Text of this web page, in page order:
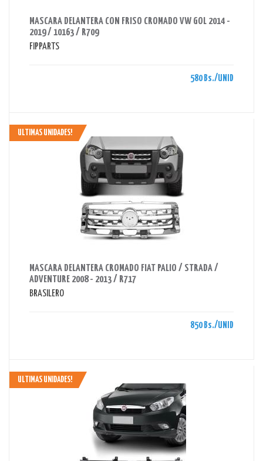
MASCARA DELANTERA CON FRISO CROMADO VW GOL 2014 -
2019 / 10163 / R709
FIPPARTS
580 Bs./UNID
ULTIMAS UNIDADES!
MASCARA DELANTERA CROMADO FIAT PALIO / STRADA /
ADVENTURE 2008 - 2013 / R717
BRASILERO
850 Bs./UNID
ULTIMAS UNIDADES!